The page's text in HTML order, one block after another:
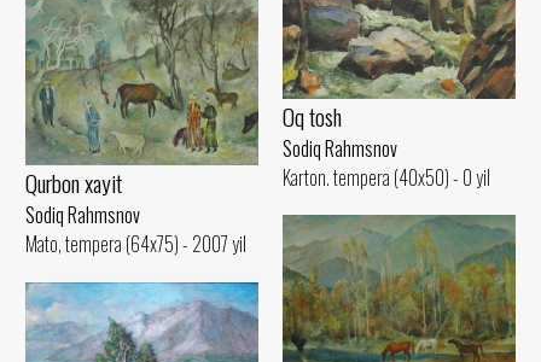
Oq tosh
Sodiq Rahmsnov
Karton. tempera (40x50) - 0 yil
Qurbon xayit
Sodiq Rahmsnov
Mato, tempera (64x75) - 2007 yil